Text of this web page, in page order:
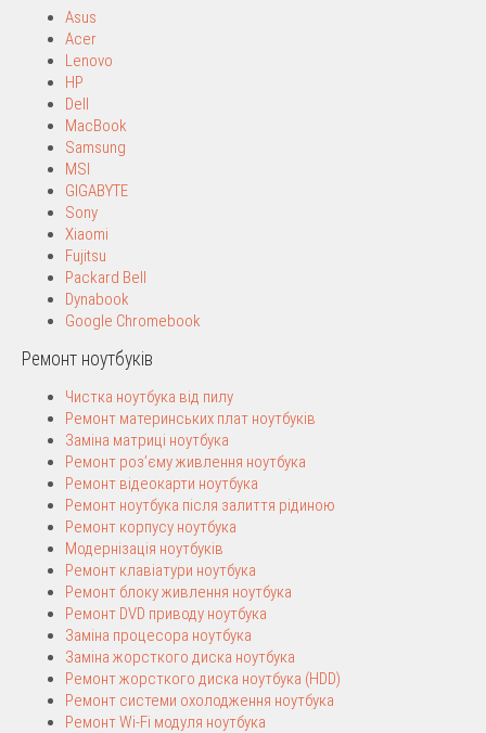
Asus
Acer
Lenovo
HP
Dell
MacBook
Samsung
MSI
GIGABYTE
Sony
Xiaomi
Fujitsu
Packard Bell
Dynabook
Google Chromebook
Ремонт ноутбуків
Чистка ноутбука від пилу
Ремонт материнських плат ноутбуків
Заміна матриці ноутбука
Ремонт роз’єму живлення ноутбука
Ремонт відеокарти ноутбука
Ремонт ноутбука після залиття рідиною
Ремонт корпусу ноутбука
Модернізація ноутбуків
Ремонт клавіатури ноутбука
Ремонт блоку живлення ноутбука
Ремонт DVD приводу ноутбука
Заміна процесора ноутбука
Заміна жорсткого диска ноутбука
Ремонт жорсткого диска ноутбука (HDD)
Ремонт системи охолодження ноутбука
Ремонт Wi-Fi модуля ноутбука